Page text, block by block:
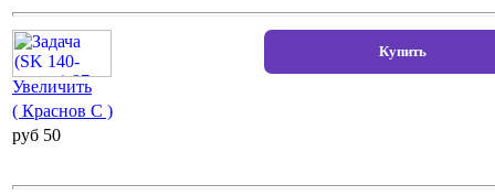
Увеличить
( Краснов С )
pуб 50